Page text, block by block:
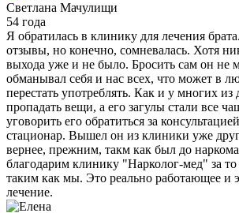
Светлана Мачулищи
54 года
Я обратилась в клинику для лечения
отзывы, но конечно, сомневалась. Хотя
выхода уже и не было. Бросить сам он не
обманывал себя и нас всех, что может в
перестать употреблять. Как и у многих из
пропадать вещи, а его загулы стали все
уговорить его обратиться за
стационар. Вышел он из клиники уже
вернее, прежним, такм как был до
благодарим клинику "Нарколог-мед" за
таким как мы. Это реально работающее и
лечение.